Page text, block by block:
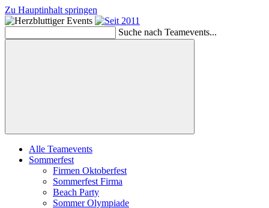
Zu Hauptinhalt springen
Suche nach Teamevents...
Alle Teamevents
Sommerfest
Firmen Oktoberfest
Sommerfest Firma
Beach Party
Sommer Olympiade
Schließen